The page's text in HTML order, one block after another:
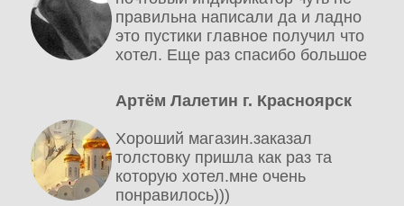
правильна написали да и ладно
это пустики главное получил что
хотел. Еще раз спасибо большое
Артём Лалетин г. Красноярск
Хороший магазин.заказал
толстовку пришла как раз та
которую хотел.мне очень
понравилось)))